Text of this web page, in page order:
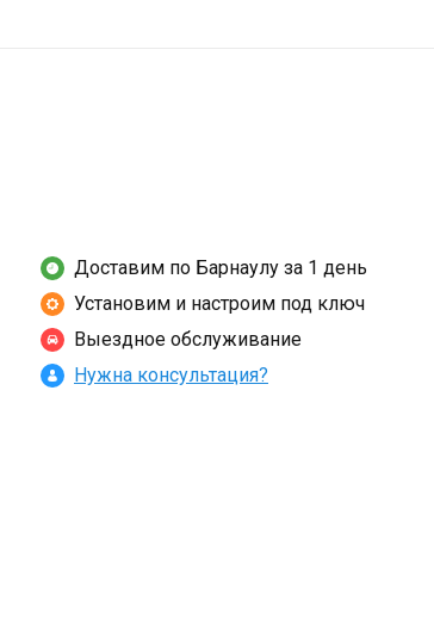
Доставим по Барнаулу за 1 день
Установим и настроим под ключ
Выездное обслуживание
Нужна консультация?